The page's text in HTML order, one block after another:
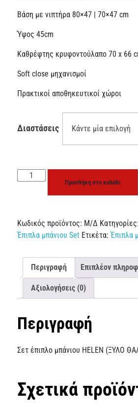
Βάση με νιπτήρα 80×47 | 70×47 cm
Ύψος 45cm
Καθρέφτης κρυφοντούλαπο 70 x 66
Soft close μηχανισμοί
Πρακτικοί αποθηκευτικοί χώροι
Διαστάσεις
Προσθήκη στο καλάθι
Κωδικός προϊόντος: Μ/Δ
Έπιπλα μπάνιου Set Ετικέτα:Έπιπλα
Περιγραφή Επιπλέον
Αξιολογήσεις (0)
Περιγραφή
Σετ έπιπλο μπάνιου HELEN (ΞΥΛΟ
Σχετικά